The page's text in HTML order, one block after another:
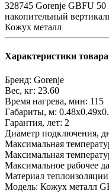
328745 Gorenje GBFU 50
накопительный
Кожух металл
Характеристики
Бренд: Gorenje
Вес, кг: 23.60
Время нагрева, мин: 115
Габариты, м:
Гарантия, лет: 2
Диаметр подключения,
Максимальная
Максимальная
Максимальное рабочее
Материал
Модель: Кожух металл